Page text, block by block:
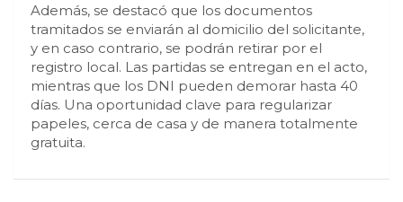
Además, se destacó que los documentos
tramitados se enviarán al domicilio del solicitante,
y en caso contrario, se podrán retirar por el
registro local. Las partidas se entregan en el acto,
mientras que los DNI pueden demorar hasta 40
días. Una oportunidad clave para regularizar
papeles, cerca de casa y de manera totalmente
gratuita.